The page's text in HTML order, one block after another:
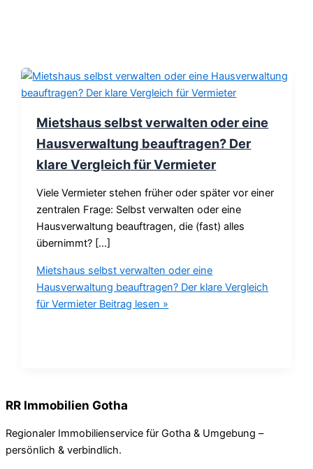
Mietshaus selbst verwalten oder eine
Hausverwaltung beauftragen? Der
klare Vergleich für Vermieter
Viele Vermieter stehen früher oder später vor einer
zentralen Frage: Selbst verwalten oder eine
Hausverwaltung beauftragen, die (fast) alles
übernimmt? […]
Mietshaus selbst verwalten oder eine
Hausverwaltung beauftragen? Der klare Vergleich
für Vermieter Beitrag lesen »
RR Immobilien Gotha
Regionaler Immobilienservice für Gotha & Umgebung –
persönlich & verbindlich.